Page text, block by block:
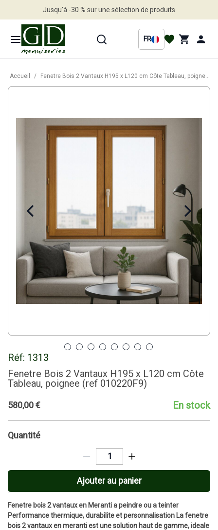
Jusqu'à -30 % sur une sélection de produits
FR
Accueil / Fenetre Bois 2 Vantaux H195 x L120 cm Côte Tableau, poignee (ref 010220F9)
Réf: 1313
Fenetre Bois 2 Vantaux H195 x L120 cm Côte
Tableau, poignee (ref 010220F9)
580,00€ En stock
Quantité
Ajouter au panier
Fenetre bois 2 vantaux en Meranti a peindre ou a teinter
Performance thermique, durabilite et personnalisation La fenetre
bois 2 vantaux en meranti est une solution haut de gamme, ideale